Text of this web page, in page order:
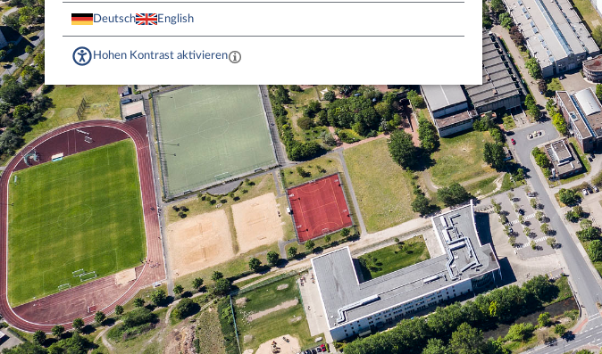
Deutsch English
Hohen Kontrast aktivieren